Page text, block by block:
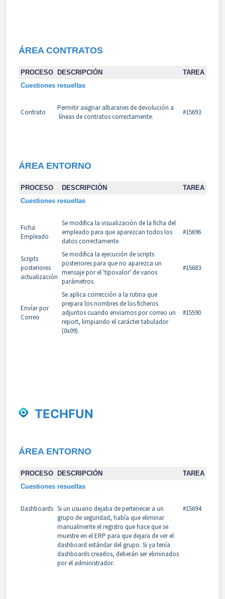
ÁREA CONTRATOS
PROCESO DESCRIPCIÓN
TAREA
Cuestiones resueltas
Contrato
Permitir asignar albaranes de devolución a
líneas de contratos correctamente.
#15693
ÁREA ENTORNO
PROCESO DESCRIPCIÓN
TAREA
Cuestiones resueltas
Ficha
Empleado
Se modifica la visualización de la ficha del
empleado para que aparezcan todos los
datos correctamente
#15696
Scripts
posteriores
actualización
Se modifica la ejecución de scripts
posteriores para que no aparezca un
mensaje por el 'tipovalor' de varios
parámetros.
#15683
Envíar por
Correo
Se aplica corrección a la rutina que
prepara los nombres de los ficheros
adjuntos cuando enviamos por correo un
report, limpiando el carácter tabulador
(0x09).
#15590
TECHFUN
ÁREA ENTORNO
PROCESO DESCRIPCIÓN
TAREA
Cuestiones resueltas
Dashboards Si un usuario dejaba de pertenecer a un
grupo de seguridad, había que eliminar
manualmente el registro que hace que se
muestre en el ERP para que dejara de ver el
dashboard estándar del grupo. Si ya tenía
dashboards creados, deberán ser eliminados
por el administrador.
#15694